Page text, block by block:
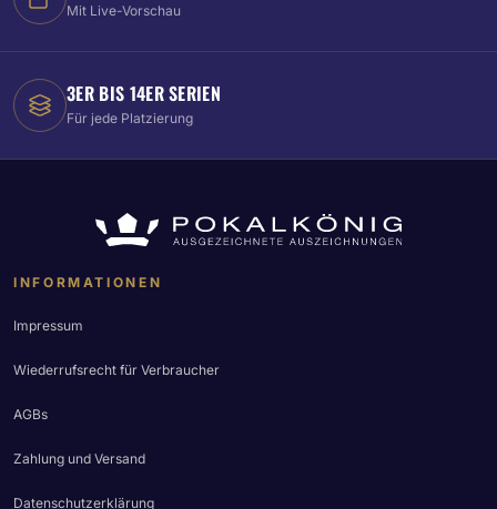
Mit Live-Vorschau
3ER BIS 14ER SERIEN
Für jede Platzierung
INFORMATIONEN
Impressum
Wiederrufsrecht für Verbraucher
AGBs
Zahlung und Versand
Datenschutzerklärung